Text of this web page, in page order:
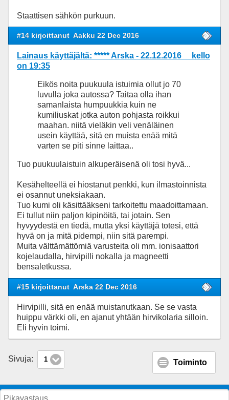
Staattisen sähkön purkuun.
#14 kirjoittanut Aakku 22 Dec 2016
Lainaus käyttäjältä: ***** Arska - 22.12.2016 kello
on 19:35
Eikös noita puukuula istuimia ollut jo 70
luvulla joka autossa? Taitaa olla ihan
samanlaista humpuukkia kuin ne
kumiliuskat jotka auton pohjasta roikkui
maahan. niitä vieläkin veli venäläinen
usein käyttää, sitä en muista enää mitä
varten se piti sinne laittaa..
Tuo puukuulaistuin alkuperäisenä oli tosi hyvä...
Kesähelteellä ei hiostanut penkki, kun ilmastoinnista
ei osannut uneksiakaan.
Tuo kumi oli käsittääkseni tarkoitettu maadoittamaan.
Ei tullut niin paljon kipinöitä, tai jotain. Sen
hyvyydestä en tiedä, mutta yksi käyttäjä totesi, että
hyvä on ja mitä pidempi, niin sitä parempi.
Muita välttämättömiä varusteita oli mm. ionisaattori
kojelaudalla, hirvipilli nokalla ja magneetti
bensaletkussa.
#15 kirjoittanut Arska 22 Dec 2016
Hirvipilli, sitä en enää muistanutkaan. Se se vasta
huippu värkki oli, en ajanut yhtään hirvikolaria silloin.
Eli hyvin toimi.
Sivuja: 1 Toiminto